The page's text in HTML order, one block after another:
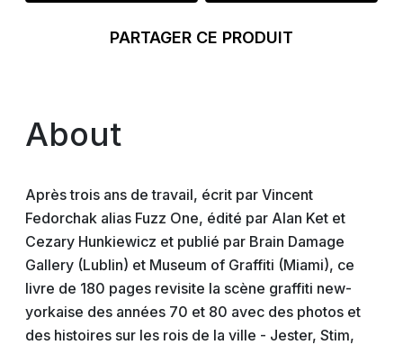
PARTAGER CE PRODUIT
About
Après trois ans de travail, écrit par Vincent
Fedorchak alias Fuzz One, édité par Alan Ket et
Cezary Hunkiewicz et publié par Brain Damage
Gallery (Lublin) et Museum of Graffiti (Miami), ce
livre de 180 pages revisite la scène graffiti new-
yorkaise des années 70 et 80 avec des photos et
des histoires sur les rois de la ville - Jester, Stim,